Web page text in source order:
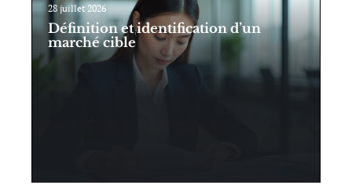
28 juillet 2026
Définition et identification d’un
marché cible